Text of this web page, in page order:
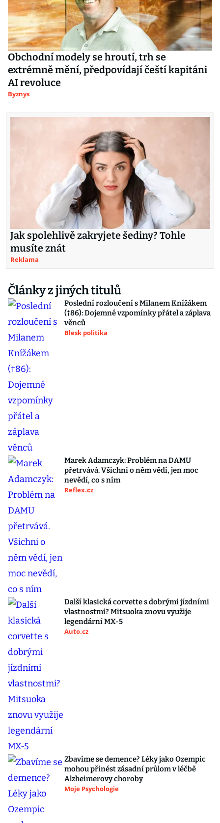
Obchodní modely se hroutí, trh se
extrémně mění, předpovídají čeští kapitáni
AI revoluce
Byznys
Jak spolehlivě zakryjete šediny? Tohle
musíte znát
Reklama
Články z jiných titulů
Poslední rozloučení s Milanem Knížákem
(†86): Dojemné vzpomínky přátel a záplava
věnců
Blesk politika
Marek Adamczyk: Problém na DAMU
přetrvává. Všichni o něm vědí, jen moc
nevědí, co s ním
Reflex.cz
Další klasická corvette s dobrými jízdními
vlastnostmi? Mitsuoka znovu využije
legendární MX-5
Auto.cz
Zbavíme se demence? Léky jako Ozempic
mohou přinést zásadní průlom v léčbě
Alzheimerovy choroby
Moje Psychologie